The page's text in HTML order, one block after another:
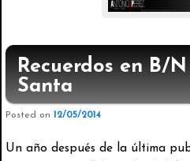
Recuerdos en B/
Santa
Posted on 12/05/2014
Un año después de la última